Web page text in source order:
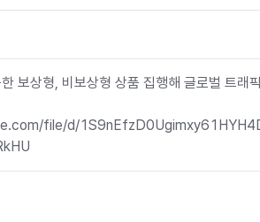
보상형, 비보상형 상품 집행해 글로벌 트래
file/d/